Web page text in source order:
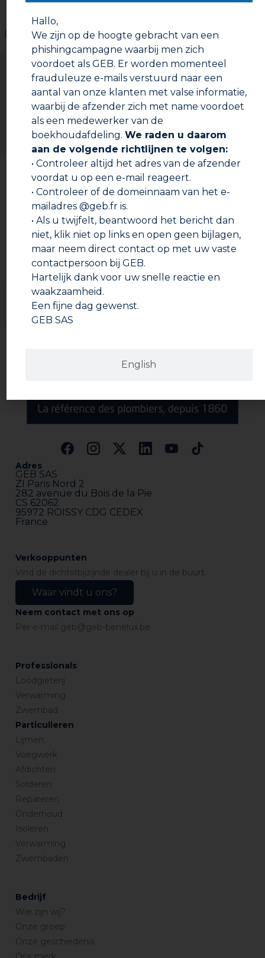
Waarschuwingen
Gebruiksaanwijzing
Voorbereiding:
Eventueel kunt u een zaagblad gebruiken om de
schroefdraden in te kerven en zo een betere
hechting van het koord te verkrijgen.
De bevestigingen moeten schoon, droog en ontvet
zijn.
Gebruiksinstructie:
Smeer de mannelijke bevestiging in met
GEBATOUT2.
Omwikkel de mannelijke bevestiging in de richting
van de schroefdraad en strijk het koord glad.
Breng bovenop het vlaskoord GEBATOUT2 aan op
de mannelijke bevestiging.
Monteer en zet stevig vast.
Verbruik:
Afhankelijk van de eventuele speling tussen de
schroefdraden.
Reiniging van het materiaal:
Documentatie om te downloaden
Technische fiche
Veiligheidsinformatieblad
Drinkwatergoedkeuringscertificaat
Adres
GEB SAS
ZI Paris Nord 2
282 avenue du Bois de la Pie
CS 62062
95972 ROISSY CDG CEDEX
France
Professionals
Loodgieterij
Verwarming
Zwembad
Particulieren
Lijmen
Voegwerk
Afdichten
Solderen
Repareren
Onderhoud
Isoleren
Verwarming
Zwembaden
Bedrijf
Wie zijn wij?
Onze groep
Onze geschiedenis
Verkooppunten
Vind de dichtstbijzijnde dealer bij u in de buurt.
Waar vindt u ons?
Neem contact met ons op
Per e-mail geb@geb-benelux.be
English
Hallo,
We zijn op de hoogte gebracht van een
phishingcampagne waarbij men zich
voordoet als GEB. Er worden momenteel
frauduleuze e-mails verstuurd naar een
aantal van onze klanten met valse informatie,
waarbij de afzender zich met name voordoet
als een medewerker van de
boekhoudafdeling. We raden u daarom
aan de volgende richtlijnen te volgen:
• Controleer altijd het adres van de afzender
voordat u op een e-mail reageert.
• Controleer of de domeinnaam van het e-
mailadres @geb.fr is.
• Als u twijfelt, beantwoord het bericht dan
niet, klik niet op links en open geen bijlagen,
maar neem direct contact op met uw vaste
contactpersoon bij GEB.
Hartelijk dank voor uw snelle reactie en
waakzaamheid.
Een fijne dag gewenst.
GEB SAS